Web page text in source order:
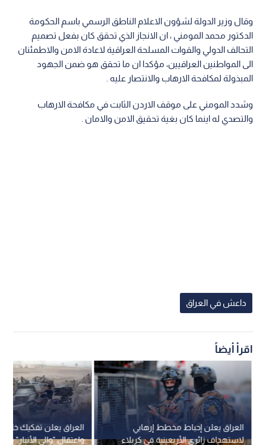
وقال وزير الدولة لشؤون الاعلام الناطق الرسمي باسم الحكومة
الدكتور محمد المومني ، ان الانجاز الذي تحقق كان بفعل تصميم
التحالف الدولي والقوات المسلحة العراقية لاعادة الامن والاطمئنان
الى المواطنين العراقيين، مؤكدا ان ما تحقق هو ضمن الجهود
المبذولة لمكافحة الارهاب والانتصار عليه .
وشدد المومني على موقف الاردن الثابت في مكافحة الارهاب
والتصدي له اينما كان بغية تحقيق الامن والامان .
داعش في العراق
اقرأ أيضاً
العراق يعلن تفكيك خلية
واعتقال "والي الأنبار"
العراق يعلن إحباط مخطط إرهابي
لاستهداف زائري الأربعينية في كربلاء